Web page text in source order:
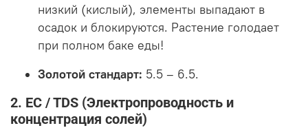
низкий (кислый), элементы выпадают в
осадок и блокируются. Растение голодает
при полном баке еды!
Золотой стандарт: 5.5 – 6.5.
2. EC / TDS (Электропроводность и
концентрация солей)